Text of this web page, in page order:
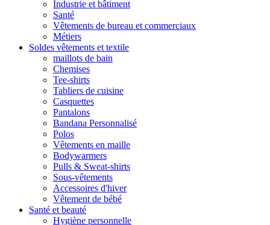
Industrie et bâtiment
Santé
Vêtements de bureau et commerciaux
Métiers
Soldes vêtements et textile
maillots de bain
Chemises
Tee-shirts
Tabliers de cuisine
Casquettes
Pantalons
Bandana Personnalisé
Polos
Vêtements en maille
Bodywarmers
Pulls & Sweat-shirts
Sous-vêtements
Accessoires d'hiver
Vêtement de bébé
Santé et beauté
Hygiène personnelle